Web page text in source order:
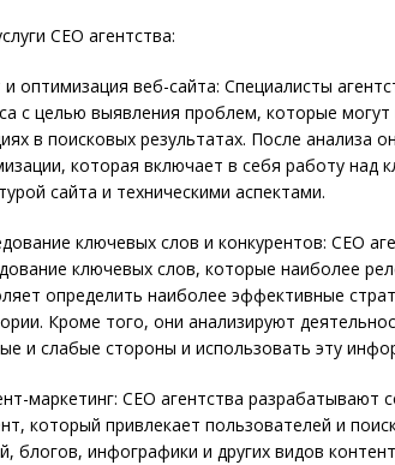
СЕО агентства:
и оптимизация веб-сайта: Специалисты
с целью выявления проблем, которые могут
в поисковых результатах. После анализа
которая включает в себя работу
сайта и техническими аспектами.
ключевых слов и конкурентов: СЕО
ключевых слов, которые наиболее
определить наиболее эффективные
Кроме того, они анализируют
и слабые стороны и использовать эту
маркетинг: СЕО агентства разрабатывают
который привлекает пользователей и
блогов, инфографики и других видов